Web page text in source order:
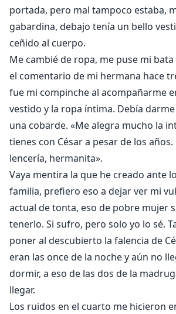
portada, pero mal tampoco estaba,
gabardina, debajo tenía un bello
ceñido al cuerpo.
Me cambié de ropa, me puse mi
el comentario de mi hermana hace
fue mi compinche al acompañarme
vestido y la ropa íntima. Debía
una cobarde. «Me alegra mucho la
tienes con César a pesar de los
lencería, hermanita».
Vaya mentira la que he creado ante
familia, prefiero eso a dejar ver mi
actual de tonta, eso de pobre mujer
tenerlo. Si sufro, pero solo yo lo sé.
poner al descubierto la falencia de
eran las once de la noche y aún no
dormir, a eso de las dos de la
llegar.
Los ruidos en el cuarto me hicieron